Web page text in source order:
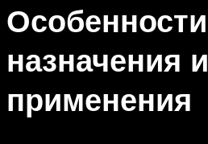
Особенности
назначения и
применения